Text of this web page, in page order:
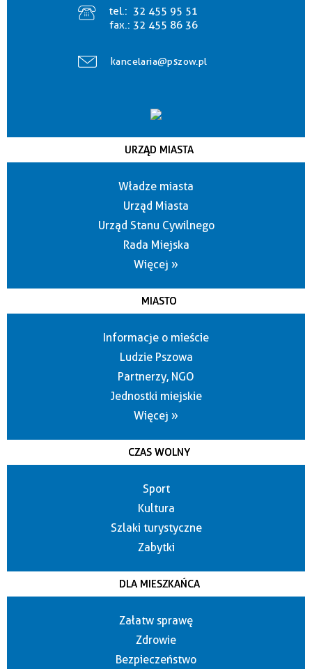
tel.: 32 455 95 51
fax.: 32 455 86 36
kancelaria@pszow.pl
URZĄD MIASTA
Władze miasta
Urząd Miasta
Urząd Stanu Cywilnego
Rada Miejska
Więcej »
MIASTO
Informacje o mieście
Ludzie Pszowa
Partnerzy, NGO
Jednostki miejskie
Więcej »
CZAS WOLNY
Sport
Kultura
Szlaki turystyczne
Zabytki
DLA MIESZKAŃCA
Załatw sprawę
Zdrowie
Bezpieczeństwo